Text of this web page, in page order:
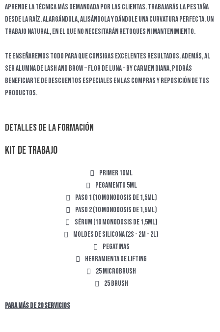
Aprende la técnica más demandada por las clientas. Trabajarás la pestaña
desde la raíz, alargándola, alisándola y dándole una curvatura perfecta. Un
trabajo natural, en el que no necesitarán retoques ni mantenimiento.
Te enseñaremos TODO para que consigas excelentes resultados. Además, al
ser alumna de LASH AND BROW – FLOR DE LUNA – by Carmen Diana, podrás
beneficiarte de descuentos especiales en las compras y reposición de tus
productos.
detalles de la formación
Kit de trabajo
Primer 10ml
Pegamento 5ml
Paso 1 (10 monodosis de 1,5ml)
Paso 2 (10 monodosis de 1,5ml)
Sérum (10 monodosis de 1,5ml)
Moldes de silicona (2S - 2M - 2L)
Pegatinas
Herramienta de lifting
25 Microbrush
25 Brush
Para más de 20 servicios